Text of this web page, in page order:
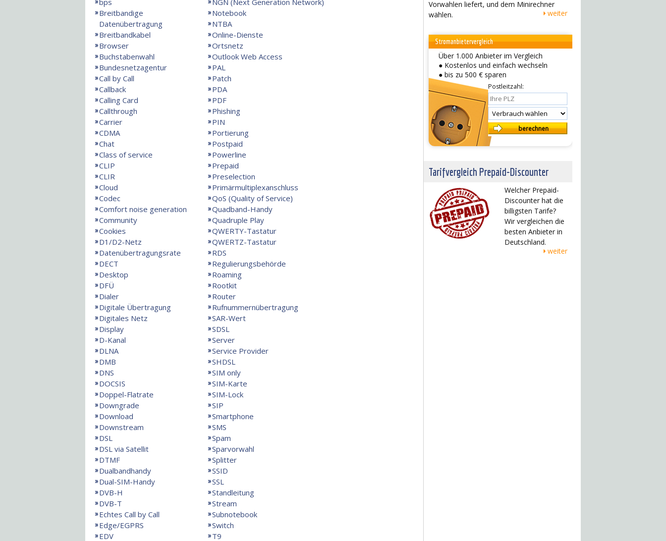
Breitbandige
Datenübertragung
Breitbandkabel
Browser
Buchstabenwahl
Bundesnetzagentur
Call by Call
Callback
Calling Card
Callthrough
Carrier
CDMA
Chat
Class of service
CLIP
CLIR
Cloud
Codec
Comfort noise generation
Community
Cookies
D1/D2-Netz
Datenübertragungsrate
DECT
Desktop
DFÜ
Dialer
Digitale Übertragung
Digitales Netz
Display
D-Kanal
DLNA
DMB
DNS
DOCSIS
Doppel-Flatrate
Downgrade
Download
Downstream
DSL
DSL via Satellit
DTMF
Dualbandhandy
Dual-SIM-Handy
DVB-H
DVB-T
Echtes Call by Call
Edge/EGPRS
EDV
Notebook
NTBA
Online-Dienste
Ortsnetz
Outlook Web Access
PAL
Patch
PDA
PDF
Phishing
PIN
Portierung
Postpaid
Powerline
Prepaid
Preselection
Primärmultiplexanschluss
QoS (Quality of Service)
Quadband-Handy
Quadruple Play
QWERTY-Tastatur
QWERTZ-Tastatur
RDS
Regulierungsbehörde
Roaming
Rootkit
Router
Rufnummernübertragung
SAR-Wert
SDSL
Server
Service Provider
SHDSL
SIM only
SIM-Karte
SIM-Lock
SIP
Smartphone
SMS
Spam
Sparvorwahl
Splitter
SSID
SSL
Standleitung
Stream
Subnotebook
Switch
T9
Vorwahlen liefert, und dem Minirechner
wählen.
weiter
Stromanbietervergleich
Über 1.000 Anbieter im Vergleich
● Kostenlos und einfach wechseln
● bis zu 500 € sparen
Postleitzahl:
Tarifvergleich Prepaid-Discounter
Welcher Prepaid-
Discounter hat die
billigsten Tarife?
Wir vergleichen die
besten Anbieter in
Deutschland.
weiter